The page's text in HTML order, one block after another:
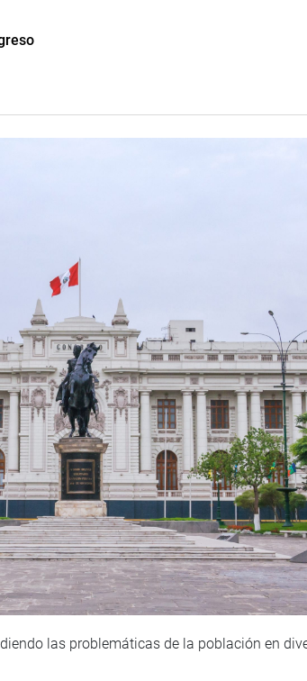
las problemáticas de la población en